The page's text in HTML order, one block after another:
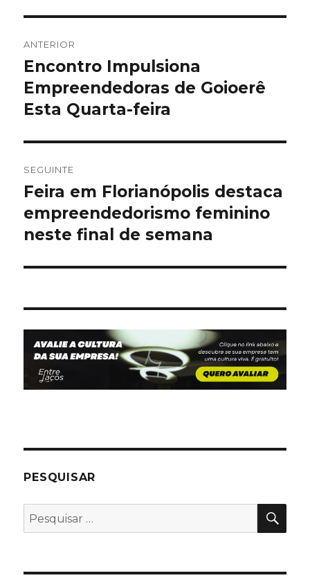
de
artigos
ANTERIOR
Artigo
anterior:
Encontro Impulsiona
Empreendedoras de Goioerê
Esta Quarta-feira
SEGUINTE
Artigo
seguinte:
Feira em Florianópolis destaca
empreendedorismo feminino
neste final de semana
PESQUISAR
Pesquisar
por: